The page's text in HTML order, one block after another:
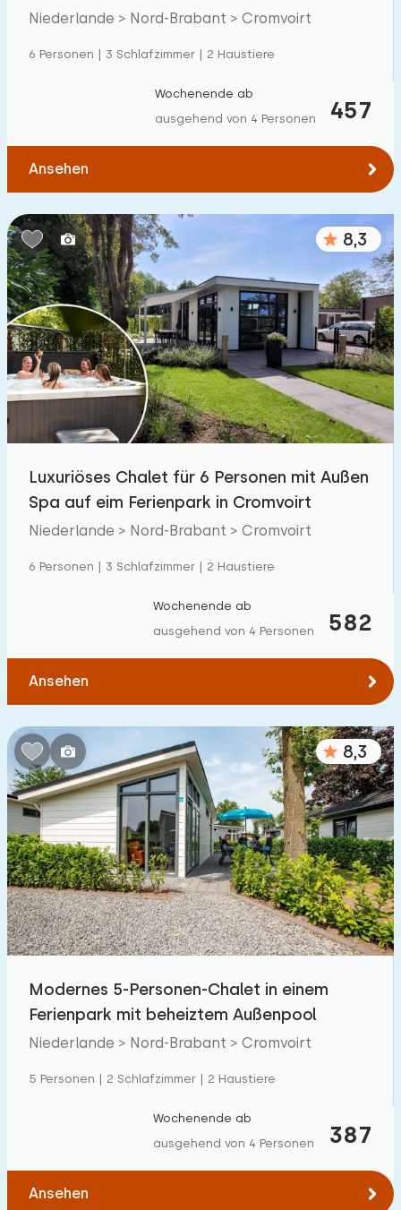
Einfamilienhaus
Ferienbauernhof
Tiny house
Kinderfreundlich
Kindermöbel 1
Eingezäunter Garten 1
Spielgeräte im Garten 0
Hallenbad 0
Freibad 33
Kinderanimation
Kindereinrichtungen im Park
Zugänglichkeit
Eingeschränkte Mobilität
Rollstuhlgerecht
Hilfsmittel
Niederlande > Nord-Brabant > Cromvoirt
6 Personen | 3 Schlafzimmer | 2 Haustiere
457
Wochenende ab
ausgehend von 4 Personen
Ansehen
8,3
Luxuriöses Chalet für 6 Personen mit Außen
Spa auf eim Ferienpark in Cromvoirt
Niederlande > Nord-Brabant > Cromvoirt
6 Personen | 3 Schlafzimmer | 2 Haustiere
582
Wochenende ab
ausgehend von 4 Personen
Ansehen
8,3
Modernes 5-Personen-Chalet in einem
Ferienpark mit beheiztem Außenpool
Niederlande > Nord-Brabant > Cromvoirt
5 Personen | 2 Schlafzimmer | 2 Haustiere
387
Wochenende ab
ausgehend von 4 Personen
Ansehen